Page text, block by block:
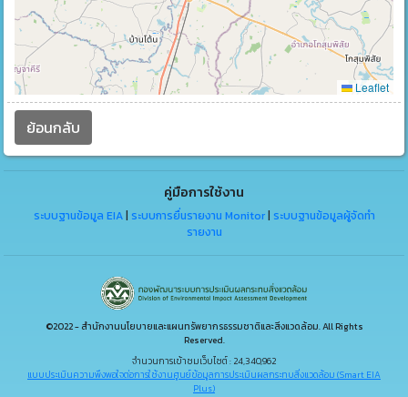
Leaflet
ย้อนกลับ
คู่มือการใช้งาน
ระบบฐานข้อมูล EIA| ระบบการยื่นรายงาน Monitor| ระบบฐานข้อมูลผู้จัดทำ
รายงาน
©2022 - สำนักงานนโยบายและแผนทรัพยากรธรรมชาติและสิ่งแวดล้อม. All Rights
Reserved.
จำนวนการเข้าชมเว็บไซต์ : 24,340,962
แบบประเมินความพึงพอใจต่อการใช้งานศูนย์ข้อมูลการประเมินผลกระทบสิ่งแวดล้อม (Smart EIA
Plus)